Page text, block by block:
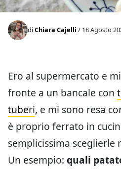
diChiara Cajelli / 18 Agosto
Ero al supermercato e
fronte a un bancale con
tuberi, e mi sono resa
è proprio ferrato in
semplicissima
Un esempio: quali